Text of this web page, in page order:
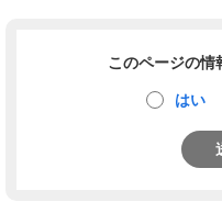
このページの情
はい